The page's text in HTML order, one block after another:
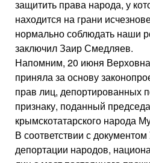
защитить права народа, у
находится на грани
нормально соблюдать наши
заключил Заир Смедляев.
Напомним, 20 июня
приняла за основу
прав лиц, депортированных
признаку, поданный
крымскотатарского народа
В соответствии с
депортации народов,